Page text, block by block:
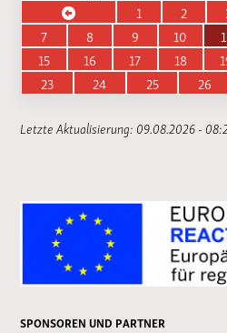
1
2
7
8 9 10
15
16 17 18
23
24 25 26
Letzte Aktualisierung: 09.08.2026 -
SPONSOREN UND PARTNER